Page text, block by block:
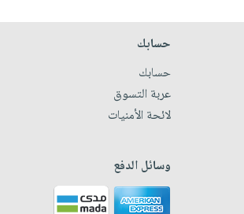
حسابك
حسابك
عربة التسوق
لائحة الأمنيات
وسائل الدفع